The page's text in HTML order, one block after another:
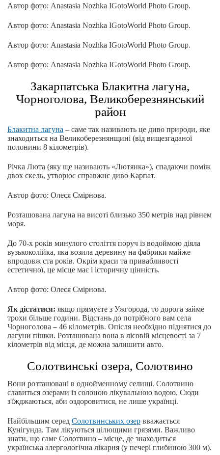
Автор фото: Anastasia Nozhka IGotoWorld Photo Group.
Автор фото: Anastasia Nozhka IGotoWorld Photo Group.
Автор фото: Anastasia Nozhka IGotoWorld Photo Group.
Автор фото: Anastasia Nozhka IGotoWorld Photo Group.
Закарпатська Блакитна лагуна,
Чорноголова, Великоберезнянський
район
Блакитна лагуна – саме так називають це диво природи, яке
знаходиться на Великоберезнянщині (від вищезгаданої
полонини 8 кілометрів).
Річка Люта (яку ще називають «Лютянка»), спадаючи поміж
двох скель, утворює справжнє диво Карпат.
Автор фото: Олеся Смірнова.
Розташована лагуна на висоті близько 350 метрів над рівнем
моря.
До 70-х років минулого століття поруч із водоймою діяла
вузькоколійка, яка возила деревину на фабрики майже
впродовж ста років. Окрім краси та привабливості
естетичної, це місце має і історичну цінність.
Автор фото: Олеся Смірнова.
Як дістатися: якщо прямуєте з Ужгорода, то дорога займе
трохи більше години. Відстань до потрібного вам села
Чорноголова – 46 кілометрів. Опісля необхідно піднятися до
лагуни пішки. Розташована вона в лісовій місцевості за 7
кілометрів від місця, де можна залишити авто.
Солотвинські озера, Солотвино
Вони розташовані в однойменному селищі. Солотвино
славиться озерами із солоною лікувальною водою. Сюди
з'їжджаються, аби оздоровитися, не лише українці.
Найбільшим серед Солотвинських озер вважається
Кунігунда. Там лікуються цілющими грязями. Важливо
знати, що саме Солотвино – місце, де знаходиться
українська алергологічна лікарня (у печері глибиною 300 м).